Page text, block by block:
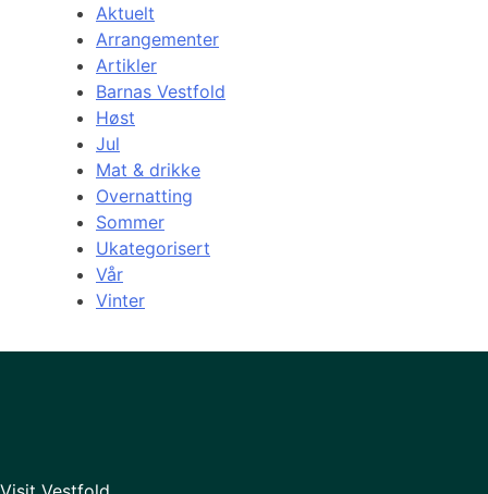
Aktuelt
Arrangementer
Artikler
Barnas Vestfold
Høst
Jul
Mat & drikke
Overnatting
Sommer
Ukategorisert
Vår
Vinter